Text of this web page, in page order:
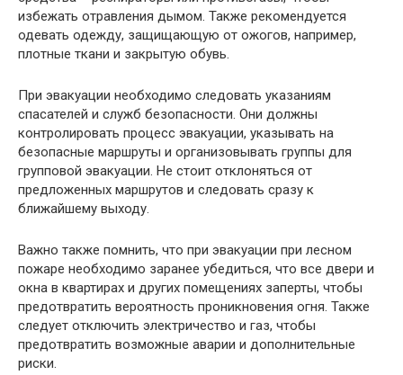
избежать отравления дымом. Также рекомендуется
одевать одежду, защищающую от ожогов, например,
плотные ткани и закрытую обувь.
При эвакуации необходимо следовать указаниям
спасателей и служб безопасности. Они должны
контролировать процесс эвакуации, указывать на
безопасные маршруты и организовывать группы для
групповой эвакуации. Не стоит отклоняться от
предложенных маршрутов и следовать сразу к
ближайшему выходу.
Важно также помнить, что при эвакуации при лесном
пожаре необходимо заранее убедиться, что все двери и
окна в квартирах и других помещениях заперты, чтобы
предотвратить вероятность проникновения огня. Также
следует отключить электричество и газ, чтобы
предотвратить возможные аварии и дополнительные
риски.